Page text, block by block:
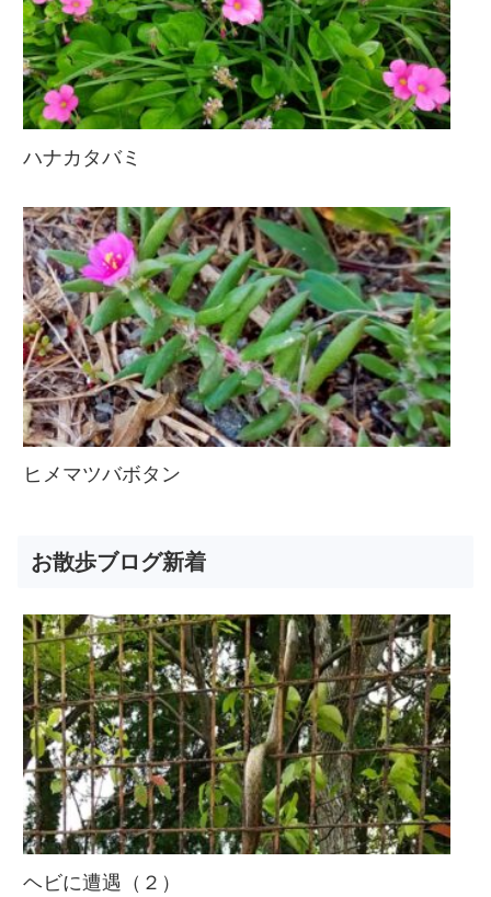
ハナカタバミ
ヒメマツバボタン
お散歩ブログ新着
ヘビに遭遇（２）